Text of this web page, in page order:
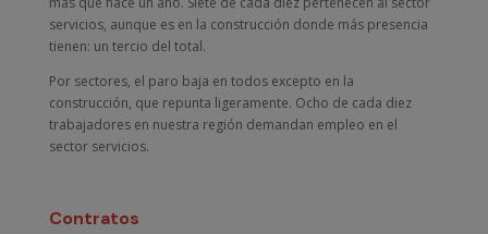
servicios, aunque es en la construcción donde más presencia
tienen: un tercio del total.
Por sectores, el paro baja en todos excepto en la
construcción, que repunta ligeramente. Ocho de cada diez
trabajadores en nuestra región demandan empleo en el
sector servicios.
Contratos